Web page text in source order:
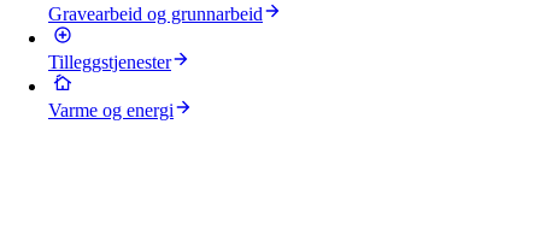
Gravearbeid og grunnarbeid
Tilleggstjenester
Varme og energi